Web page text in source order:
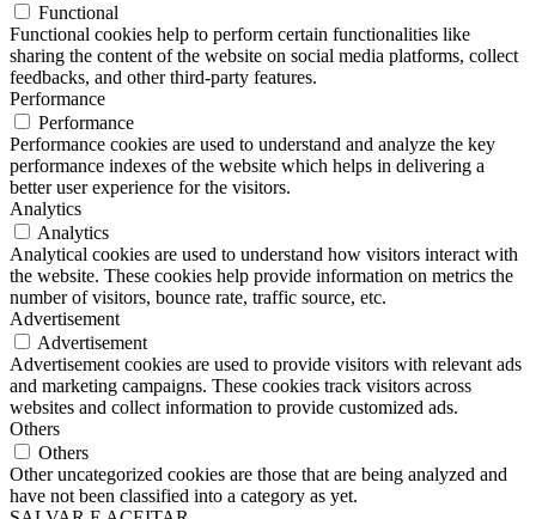
Functional
Functional cookies help to perform certain functionalities like
sharing the content of the website on social media platforms, collect
feedbacks, and other third-party features.
Performance
Performance
Performance cookies are used to understand and analyze the key
performance indexes of the website which helps in delivering a
better user experience for the visitors.
Analytics
Analytics
Analytical cookies are used to understand how visitors interact with
the website. These cookies help provide information on metrics the
number of visitors, bounce rate, traffic source, etc.
Advertisement
Advertisement
Advertisement cookies are used to provide visitors with relevant ads
and marketing campaigns. These cookies track visitors across
websites and collect information to provide customized ads.
Others
Others
Other uncategorized cookies are those that are being analyzed and
have not been classified into a category as yet.